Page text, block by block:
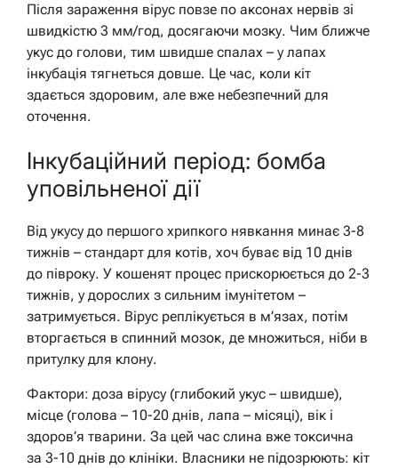
Після зараження вірус повзе по аксонах нервів зі
швидкістю 3 мм/год, досягаючи мозку. Чим ближче
укус до голови, тим швидше спалах – у лапах
інкубація тягнеться довше. Це час, коли кіт
здається здоровим, але вже небезпечний для
оточення.
Інкубаційний період: бомба
уповільненої дії
Від укусу до першого хрипкого нявкання минає 3-8
тижнів – стандарт для котів, хоч буває від 10 днів
до півроку. У кошенят процес прискорюється до 2-3
тижнів, у дорослих з сильним імунітетом –
затримується. Вірус реплікується в м’язах, потім
вторгається в спинний мозок, де множиться, ніби в
притулку для клону.
Фактори: доза вірусу (глибокий укус – швидше),
місце (голова – 10-20 днів, лапа – місяці), вік і
здоров’я тварини. За цей час слина вже токсична
за 3-10 днів до клініки. Власники не підозрюють: кіт